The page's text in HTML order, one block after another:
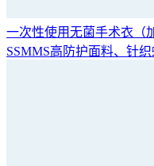
一次性使用无菌手术衣（
SSMMS高防护面料、针